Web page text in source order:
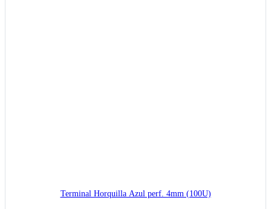
Terminal Horquilla Azul perf. 4mm (100U)